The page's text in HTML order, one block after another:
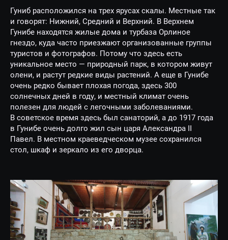
Гуниб расположился на трех ярусах скалы. Местные так
и говорят: Нижний, Средний и Верхний. В Верхнем
Гунибе находятся жилые дома и турбаза Орлиное
гнездо, куда часто приезжают организованные группы
туристов и фотографов. Потому что здесь есть
уникальное место — природный парк, в котором живут
олени, и растут редкие виды растений. А еще в Гунибе
очень редко бывает плохая погода, здесь 300
солнечных дней в году, и местный климат очень
полезен для людей с легочными заболеваниями.
В советское время здесь был санаторий, а до 1917 года
в Гунибе очень долго жил сын царя Александра II
Павел. В местном краеведческом музее сохранился
стол, шкаф и зеркало из его дворца.